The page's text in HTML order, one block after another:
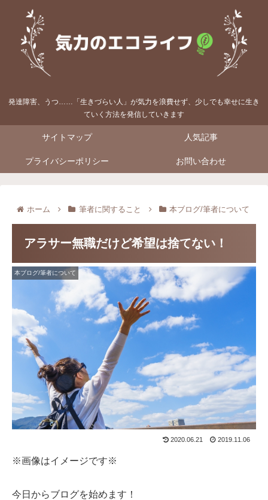
発達障害、うつ……「生きづらい人」が気力を浪費せず、少しでも幸せに生き
ていく方法を発信していきます
サイトマップ 人気記事
プライバシーポリシー お問い合わせ
ホーム 筆者に関すること 本ブログ/筆者について
アラサー無職だけど希望は捨てない！
本ブログ/筆者について
2020.06.21 2019.11.06
※画像はイメージです※
今日からブログを始めます！